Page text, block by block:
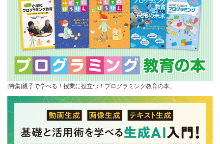
[特集]親子で学べる！授業に役立つ！プログラミング教育の本。